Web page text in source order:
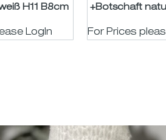
H11 B8cm
LogIn
+Botschaft
For Prices